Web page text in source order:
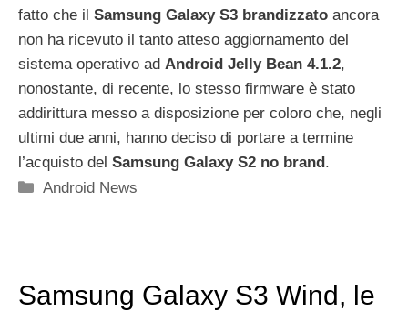
fatto che il Samsung Galaxy S3 brandizzato ancora
non ha ricevuto il tanto atteso aggiornamento del
sistema operativo ad Android Jelly Bean 4.1.2,
nonostante, di recente, lo stesso firmware è stato
addirittura messo a disposizione per coloro che, negli
ultimi due anni, hanno deciso di portare a termine
l’acquisto del Samsung Galaxy S2 no brand.
Categorie
Android News
Samsung Galaxy S3 Wind, le